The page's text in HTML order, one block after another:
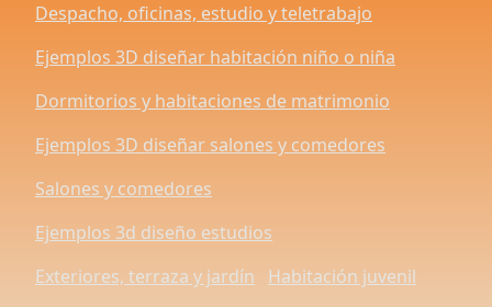
Despacho, oficinas, estudio y teletrabajo
Ejemplos 3D diseñar habitación niño o niña
Dormitorios y habitaciones de matrimonio
Ejemplos 3D diseñar salones y comedores
Salones y comedores
Ejemplos 3d diseño estudios
Exteriores, terraza y jardín
Habitación juvenil